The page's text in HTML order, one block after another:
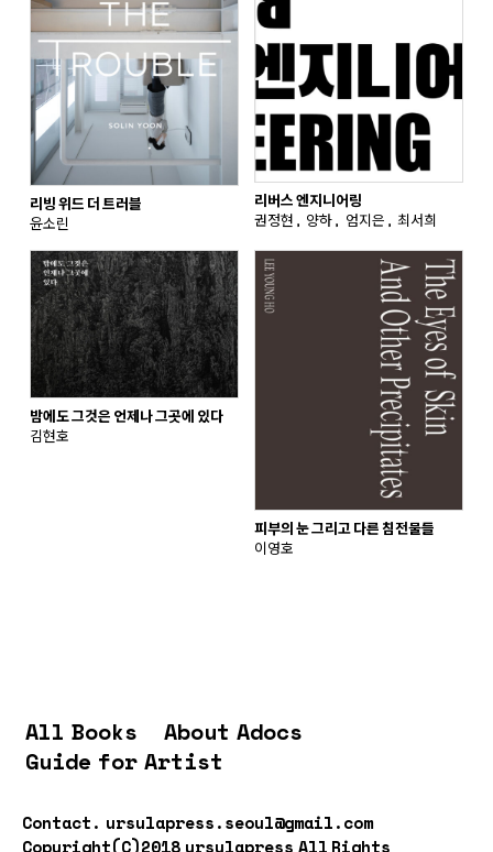
리빙 위드 더 트러블
윤소린
리버스 엔지니어링
권정현, 양하, 엄지은, 최서희
밤에도 그것은 언제나 그곳에 있다
김현호
피부의 눈 그리고 다른 침전물들
이영호
All Books
About Adocs
Guide for Artist
Contact. ursulapress.seoul@gmail.com
Copyright(C)2018 ursulapress All Rights